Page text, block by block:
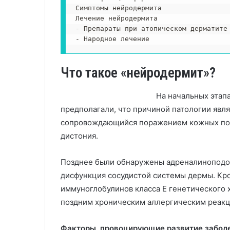
Симптомы нейродермита
Лечение нейродермита
- Препараты при атопическом дерматите
Что такое «нейродермит»?
На начальных
предполагали, что причиной патологии
сопровождающийся поражением кожных
дистония.
Позднее были обнаружены
дисфункция сосудистой системы дермы.
иммуноглобулинов класса E
поздним хроническим аллергическим
Факторы, провоцирующие развитие